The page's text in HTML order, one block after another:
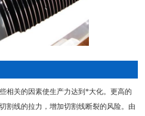
相关的因素使生产力达到*大化。更高的
割线的拉力，增加切割线断裂的风险。由